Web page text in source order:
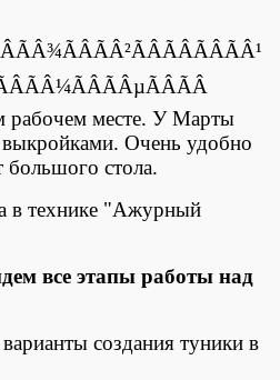
рабочем месте. У Марты
выкройками. Очень удобно
большого стола.
все этапы работы над
создания туники в